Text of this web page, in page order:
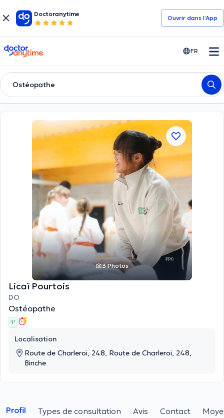
Doctoranytime
Ouvrir dans l’App
doctoranytime FR
Ostéopathe
3 Photos
Licaï Pourtois
DO
Ostéopathe
1 '
Localisation
Route de Charleroi, 248, Route de Charleroi, 248,
Binche
Profil Types de consultation Avis Contact